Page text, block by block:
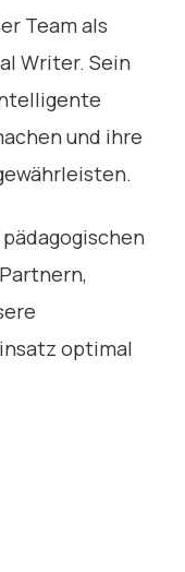
Team als
Writer. Sein
und ihre
optimal